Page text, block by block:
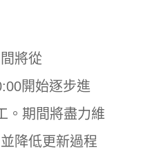
將從
開始逐步進
。期間將盡力維
降低更新過程